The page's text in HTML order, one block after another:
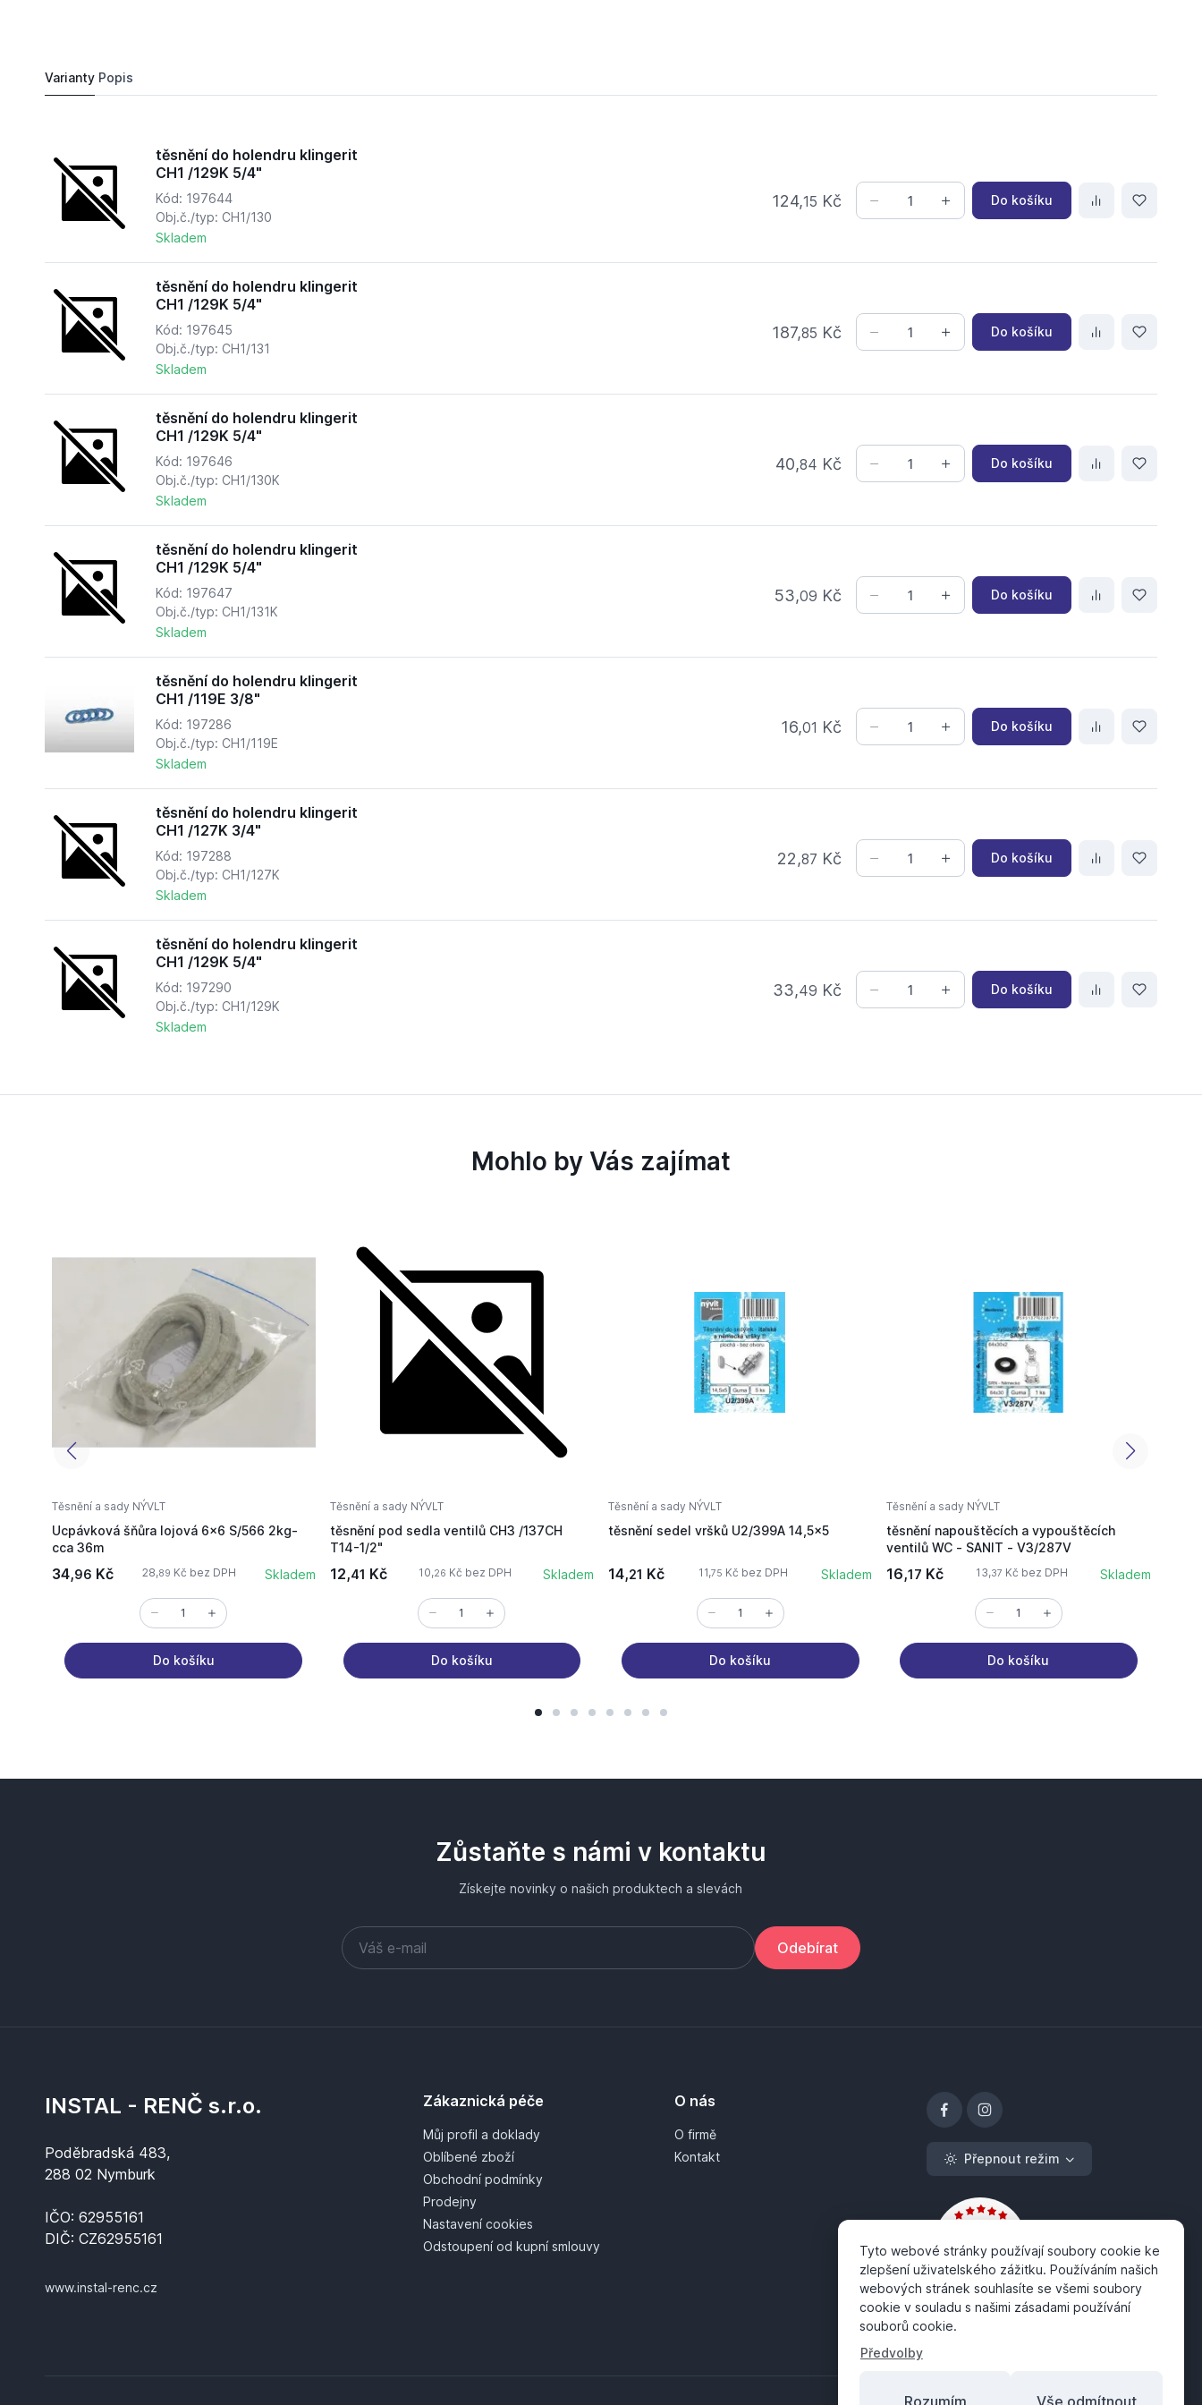
Varianty Popis
těsnění do holendru klingerit
CH1 /129K 5/4"
Kód: 197644
Obj.č./typ: CH1/130
Skladem
124,15 Kč Do košíku
těsnění do holendru klingerit
CH1 /129K 5/4"
Kód: 197645
Obj.č./typ: CH1/131
Skladem
187,85 Kč Do košíku
těsnění do holendru klingerit
CH1 /129K 5/4"
Kód: 197646
Obj.č./typ: CH1/130K
Skladem
40,84 Kč Do košíku
těsnění do holendru klingerit
CH1 /129K 5/4"
Kód: 197647
Obj.č./typ: CH1/131K
Skladem
53,09 Kč Do košíku
těsnění do holendru klingerit
CH1 /119E 3/8"
Kód: 197286
Obj.č./typ: CH1/119E
Skladem
16,01 Kč Do košíku
těsnění do holendru klingerit
CH1 /127K 3/4"
Kód: 197288
Obj.č./typ: CH1/127K
Skladem
22,87 Kč Do košíku
těsnění do holendru klingerit
CH1 /129K 5/4"
Kód: 197290
Obj.č./typ: CH1/129K
Skladem
33,49 Kč Do košíku
Mohlo by Vás zajímat
Těsnění a sady NÝVLT
Ucpávková šňůra lojová 6x6 S/566 2kg-
cca 36m
34,96 Kč 28,89 Kč bez DPH Skladem
Do košíku
Těsnění a sady NÝVLT
těsnění pod sedla ventilů CH3 /137CH
T14-1/2"
12,41 Kč 10,26 Kč bez DPH Skladem
Do košíku
Těsnění a sady NÝVLT
těsnění sedel vršků U2/399A 14,5x5
14,21 Kč 11,75 Kč bez DPH Skladem
Do košíku
Těsnění a sady NÝVLT
těsnění napouštěcích a vypouštěcích
ventilů WC - SANIT - V3/287V
16,17 Kč 13,37 Kč bez DPH Skladem
Do košíku
Zůstaňte s námi v kontaktu
Získejte novinky o našich produktech a slevách
Odebírat
INSTAL - RENČ s.r.o.
Poděbradská 483,
288 02 Nymburk
IČO: 62955161
DIČ: CZ62955161
www.instal-renc.cz
Zákaznická péče
Můj profil a doklady
Oblíbené zboží
Obchodní podmínky
Prodejny
Nastavení cookies
Odstoupení od kupní smlouvy
O nás
O firmě
Kontakt
Přepnout režim
Tyto webové stránky používají soubory cookie ke
zlepšení uživatelského zážitku. Používáním našich
webových stránek souhlasíte se všemi soubory
cookie v souladu s našimi zásadami používání
souborů cookie.
Předvolby
Rozumím Vše odmítnout